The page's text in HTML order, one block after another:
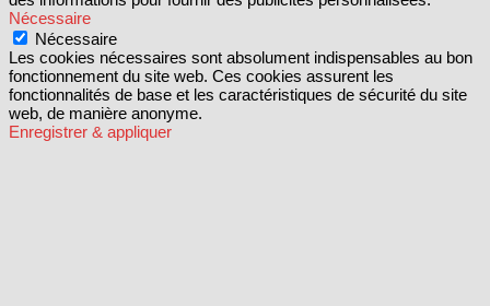
Nécessaire
Nécessaire
Les cookies nécessaires sont absolument indispensables au bon
fonctionnement du site web. Ces cookies assurent les
fonctionnalités de base et les caractéristiques de sécurité du site
web, de manière anonyme.
Enregistrer & appliquer